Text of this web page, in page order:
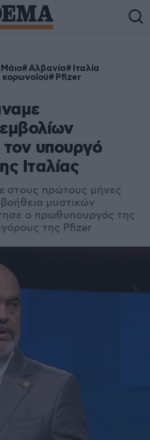
Μάιο Αλβανία Ιταλία
Pfizer
υπουργό
Ιταλίας
στους πρώτους μήνες
μυστικών
ο πρωθυπουργός της
της Pfizer